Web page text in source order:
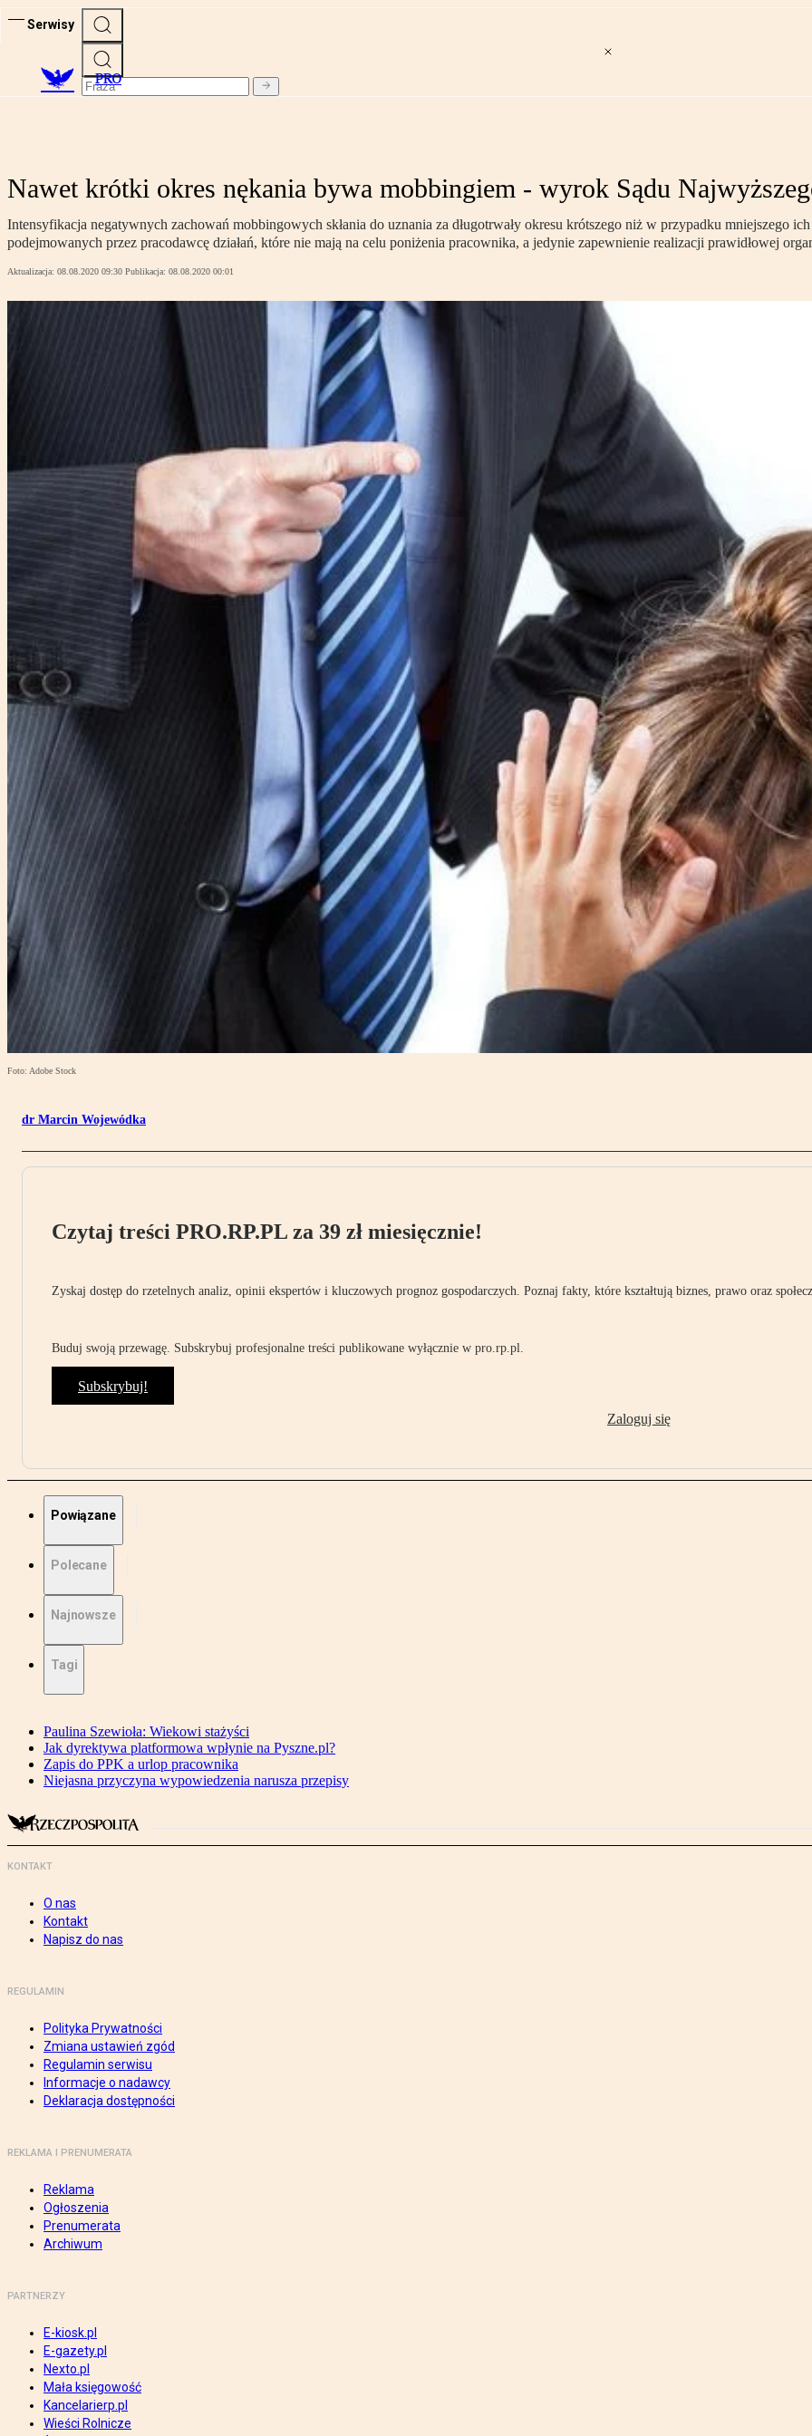
Serwisy
PRO
Nawet krótki okres nękania bywa mobbingiem - wyrok Sądu
Intensyfikacja negatywnych zachowań mobbingowych skłania do uznania za długotrwały okresu krótszego niż w przypadku mniejszego
podejmowanych przez pracodawcę działań, które nie mają na celu poniżenia pracownika, a jedynie zapewnienie realizacji prawidłowej
Aktualizacja: 08.08.2020 09:30 Publikacja: 08.08.2020 00:01
Foto: Adobe Stock
dr Marcin Wojewódka
Czytaj treści PRO.RP.PL za 39 zł miesięcznie!
Zyskaj dostęp do rzetelnych analiz, opinii ekspertów i kluczowych prognoz gospodarczych. Poznaj fakty, które kształtują biznes, prawo oraz
Buduj swoją przewagę. Subskrybuj profesjonalne treści publikowane wyłącznie w pro.rp.pl.
Subskrybuj!
Zaloguj się
Powiązane
Polecane
Najnowsze
Tagi
Paulina Szewioła: Wiekowi stażyści
Jak dyrektywa platformowa wpłynie na Pyszne.pl?
Zapis do PPK a urlop pracownika
Niejasna przyczyna wypowiedzenia narusza przepisy
KONTAKT
O nas
Kontakt
Napisz do nas
REGULAMIN
Polityka Prywatności
Zmiana ustawień zgód
Regulamin serwisu
Informacje o nadawcy
Deklaracja dostępności
REKLAMA I PRENUMERATA
Reklama
Ogłoszenia
Prenumerata
Archiwum
PARTNERZY
E-kiosk.pl
E-gazety.pl
Nexto.pl
Mała księgowość
Kancelarierp.pl
Wieści Rolnicze